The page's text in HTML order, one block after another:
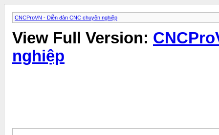
CNCProVN - Diễn đàn CNC chuyên nghiệp
View Full Version:
nghiệp